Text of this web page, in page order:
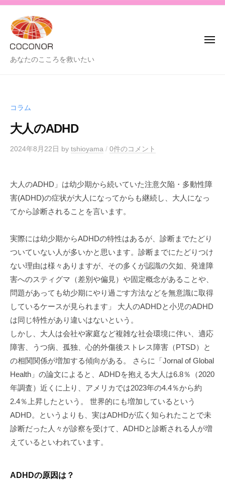
コ
C
o
コ
ノ
ア
あなたのこころを救いたい
メ
コラム
大人のADHD
2024年8月22日 by tshioyama / 0件のコメント
大人のADHD」は幼少期から続いていた注意欠陥・多動性障
害(ADHD)の症状が大人になってからも継続し、大人になっ
てから診断されることを言います。
実際には幼少期からADHDの特性はあるが、診断までたどり
ついていない人が多いかと思います。診断までにたどりつけ
ない理由は様々ありますが、その多くが認識の欠如、発達障
害へのスティグマ（差別や偏見）や固定概念があることや、
問題があっても幼少期にやり過ごす方法などを無意識に取得
しているケースが見られます」 大人のADHDと小児のADHD
は同じ特性があり違いはないという。
しかし、大人は会社や家庭など複雑な社会環境に伴い、適応
障害、うつ病、孤独、心的外傷後ストレス障害（PTSD）と
の相関関係が増加する傾向がある。 さらに「Jornal of Global
Health」の論文によると、ADHDを抱える大人は6.8％（2020
年調査）近くに上り、アメリカでは2023年の4.4％から約
2.4％上昇したという。 世界的にも増加しているという
ADHD。というよりも、実はADHDが広く知られたことで未
診断だった人々が診察を受けて、ADHDと診断される人が増
えているといわれています。
ADHDの原因は？
c
o
n
o
コ
ノ
ア
-